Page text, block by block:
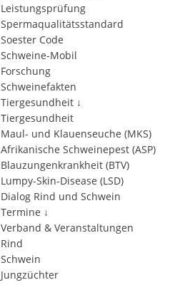
Leistungsprüfung
Spermaqualitätsstandard
Soester Code
Schweine-Mobil
Forschung
Schweinefakten
Tiergesundheit ↓
Tiergesundheit
Maul- und Klauenseuche (MKS)
Afrikanische Schweinepest (ASP)
Blauzungenkrankheit (BTV)
Lumpy-Skin-Disease (LSD)
Dialog Rind und Schwein
Termine ↓
Verband & Veranstaltungen
Rind
Schwein
Jungzüchter